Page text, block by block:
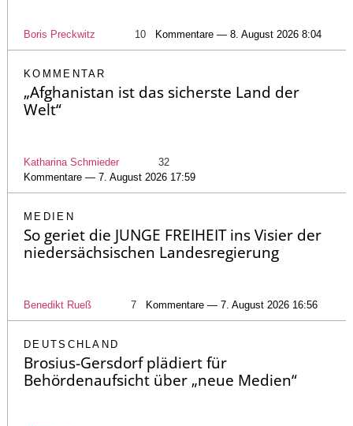
Boris Preckwitz 10 Kommentare — 8. August 2026 8:04
KOMMENTAR
„Afghanistan ist das sicherste Land der
Welt“
Katharina Schmieder
32
Kommentare — 7. August 2026 17:59
MEDIEN
So geriet die JUNGE FREIHEIT ins Visier der
niedersächsischen Landesregierung
Benedikt Rueß 7 Kommentare — 7. August 2026 16:56
DEUTSCHLAND
Brosius-Gersdorf plädiert für
Behördenaufsicht über „neue Medien“